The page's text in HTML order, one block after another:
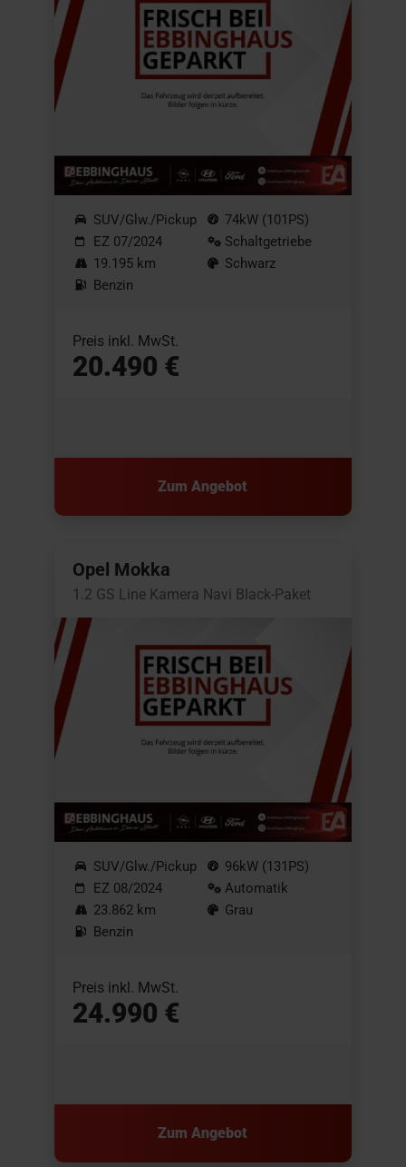
SUV/Glw./Pickup
EZ 07/2024
19.195 km
Benzin
74kW (101PS)
Schaltgetriebe
Schwarz
Preis inkl. MwSt.
20.490 €
Zum Angebot
Opel Mokka
1.2 GS Line Kamera Navi Black-Paket
SUV/Glw./Pickup
EZ 08/2024
23.862 km
Benzin
96kW (131PS)
Automatik
Grau
Preis inkl. MwSt.
24.990 €
Zum Angebot